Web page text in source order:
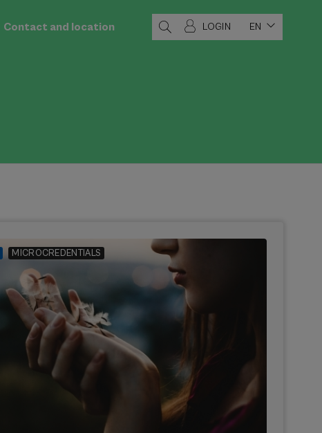
Contact and location LOGIN EN
MICROCREDENTIALS